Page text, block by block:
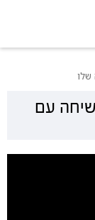
שלו
עם